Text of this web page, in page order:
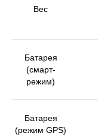
Вес
Батарея
(смарт-
режим)
Батарея
(режим GPS)